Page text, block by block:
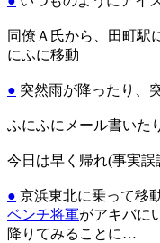
同僚Ａ氏から、田町駅
にふに移動
● 突然雨が降ったり、
ふにふにメール書いた
今日は早く帰れ(事実
● 京浜東北に乗って移
ベンチ将軍がアキバに
降りてみることに…